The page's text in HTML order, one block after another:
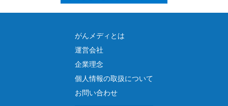
がんメディとは
運営会社
企業理念
個人情報の取扱について
お問い合わせ